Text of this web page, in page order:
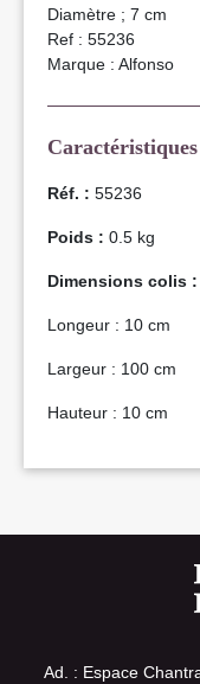
Diamètre ; 7 cm
Ref : 55236
Marque : Alfonso
Caractéristiques
Réf. : 55236
Poids : 0.5 kg
Dimensions colis :
Longeur : 10 cm
Largeur : 100 cm
Hauteur : 10 cm
Ad. : Espace